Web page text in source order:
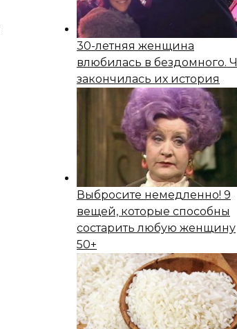
30-летняя женщина
влюбилась в бездомного.
закончилась их история
Выбросите немедленно! 9
вещей, которые способны
состapить любую женщину
50+